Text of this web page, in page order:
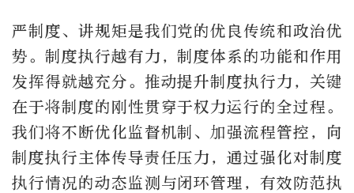
严制度、讲规矩是我们党的优良传统和政治优
势。制度执行越有力，制度体系的功能和作用
发挥得就越充分。推动提升制度执行力，关键
在于将制度的刚性贯穿于权力运行的全过程。
我们将不断优化监督机制、加强流程管控，向
制度执行主体传导责任压力，通过强化对制度
执行情况的动态监测与闭环管理，有效防范执